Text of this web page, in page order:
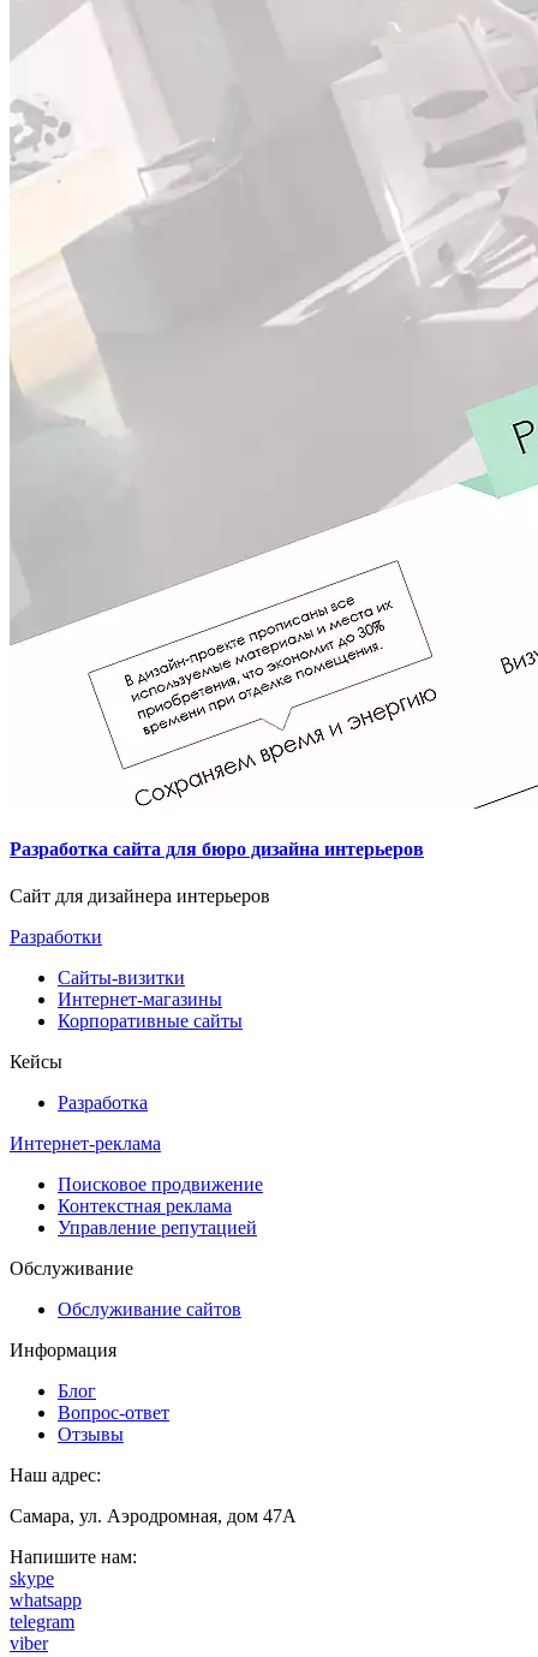
Разработка сайта для бюро дизайна интерьеров
Сайт для дизайнера интерьеров
Разработки
Сайты-визитки
Интернет-магазины
Корпоративные сайты
Кейсы
Разработка
Интернет-реклама
Поисковое продвижение
Контекстная реклама
Управление репутацией
Обслуживание
Обслуживание сайтов
Информация
Блог
Вопрос-ответ
Отзывы
Наш адрес:
Самара, ул. Аэродромная, дом 47А
Напишите нам:
skype
whatsapp
telegram
viber